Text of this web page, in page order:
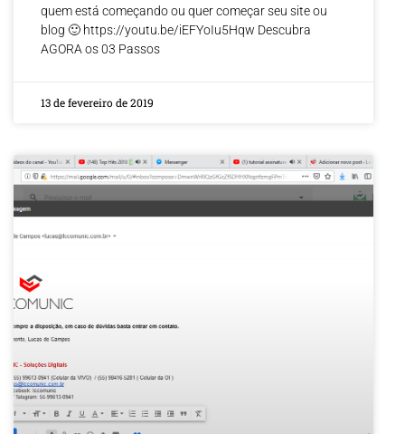
quem está começando ou quer começar seu site ou
blog 🙂 https://youtu.be/iEFYoIu5Hqw Descubra
AGORA os 03 Passos
13 de fevereiro de 2019